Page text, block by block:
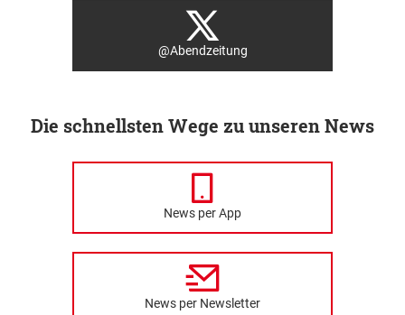
@Abendzeitung
Die schnellsten Wege zu unseren News
News per App
News per Newsletter